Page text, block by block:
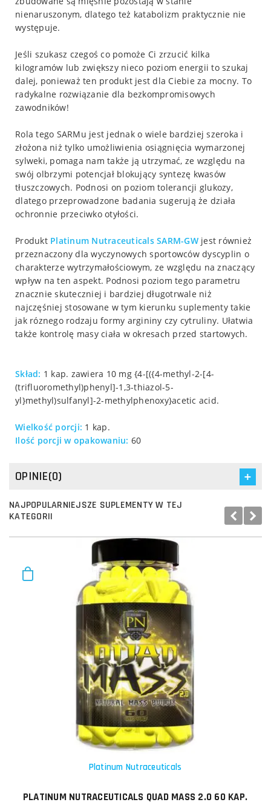
nienaruszonym, dlatego też katabolizm praktycznie nie
występuje.
Jeśli szukasz czegoś co pomoże Ci zrzucić kilka
kilogramów lub zwiększy nieco poziom energii to szukaj
dalej, ponieważ ten produkt jest dla Ciebie za mocny. To
radykalne rozwiązanie dla bezkompromisowych
zawodników!
Rola tego SARMu jest jednak o wiele bardziej szeroka i
złożona niż tylko umożliwienia osiągnięcia wymarzonej
sylweki, pomaga nam także ją utrzymać, ze względu na
swój olbrzymi potencjał blokujący syntezę kwasów
tłuszczowych. Podnosi on poziom tolerancji glukozy,
dlatego przeprowadzone badania sugerują że działa
ochronnie przeciwko otyłości.
Produkt Platinum Nutraceuticals SARM-GWjest również
przeznaczony dla wyczynowych sportowców dyscyplin o
charakterze wytrzymałościowym, ze względu na znaczący
wpływ na ten aspekt. Podnosi poziom tego parametru
znacznie skuteczniej i bardziej długotrwale niż
najczęśniej stosowane w tym kierunku suplementy takie
jak róznego rodzaju formy argininy czy cytruliny. Ułatwia
także kontrolę masy ciała w okresach przed startowych.
Skład: 1 kap. zawiera 10 mg {4-[({4-methyl-2-[4-
(trifluoromethyl)phenyl]-1,3-thiazol-5-
yl}methyl)sulfanyl]-2-methylphenoxy}acetic acid.
Wielkość porcji: 1 kap.
Ilość porcji w opakowaniu: 60
OPINIE(0)
NAJPOPULARNIEJSZE SUPLEMENTY W TEJ
KATEGORII
Platinum Nutraceuticals
PLATINUM NUTRACEUTICALS QUAD MASS 2.0 60 KAP.